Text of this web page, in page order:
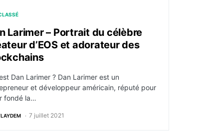
Larimer – Portrait du célèbre
d’EOS et adorateur des
Dan Larimer ? Dan Larimer est un
et développeur américain, réputé pour
fondé la…
7 juillet 2021